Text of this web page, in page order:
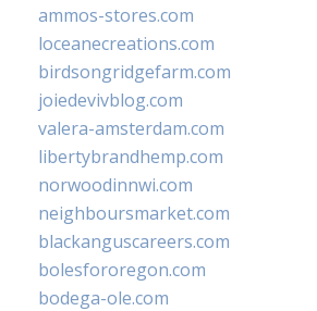
ammos-stores.com
loceanecreations.com
birdsongridgefarm.com
joiedevivblog.com
valera-amsterdam.com
libertybrandhemp.com
norwoodinnwi.com
neighboursmarket.com
blackanguscareers.com
bolesfororegon.com
bodega-ole.com